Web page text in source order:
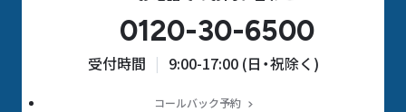
0120-30-6500
受付時間 9:00-17:00 (日・祝除く)
コールバック予約